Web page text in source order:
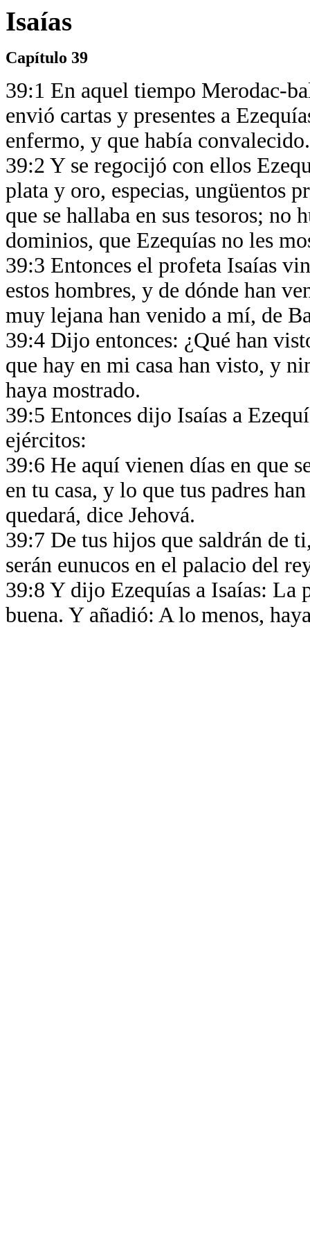
Isaías
Capítulo 39
39:1 En aquel tiempo Merodac-
envió cartas y presentes a
enfermo, y que había
39:2 Y se regocijó con ellos
plata y oro, especias, ungüentos
que se hallaba en sus tesoros; no
dominios, que Ezequías no les
39:3 Entonces el profeta Isaías
estos hombres, y de dónde han
muy lejana han venido a mí, de
39:4 Dijo entonces: ¿Qué han
que hay en mi casa han visto, y
haya mostrado.
39:5 Entonces dijo Isaías a
ejércitos:
39:6 He aquí vienen días en que
en tu casa, y lo que tus padres
quedará, dice Jehová.
39:7 De tus hijos que saldrán de
serán eunucos en el palacio del
39:8 Y dijo Ezequías a Isaías: La
buena. Y añadió: A lo menos,